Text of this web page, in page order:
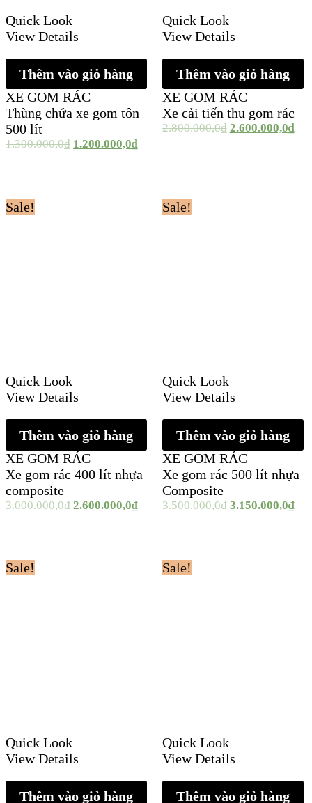
Quick Look
View Details
Thêm vào giỏ hàng
XE GOM RÁC
Thùng chứa xe gom tôn
500 lít
1.300.000,0₫ 1.200.000,0₫
Quick Look
View Details
Thêm vào giỏ hàng
XE GOM RÁC
Xe cải tiến thu gom rác
2.800.000,0₫ 2.600.000,0₫
Sale!
Quick Look
View Details
Thêm vào giỏ hàng
XE GOM RÁC
Xe gom rác 400 lít nhựa
composite
3.000.000,0₫ 2.600.000,0₫
Sale!
Quick Look
View Details
Thêm vào giỏ hàng
XE GOM RÁC
Xe gom rác 500 lít nhựa
Composite
3.500.000,0₫ 3.150.000,0₫
Sale!
Quick Look
View Details
Thêm vào giỏ hàng
Sale!
Quick Look
View Details
Thêm vào giỏ hàng